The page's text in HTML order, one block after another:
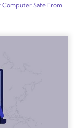
Computer Safe From